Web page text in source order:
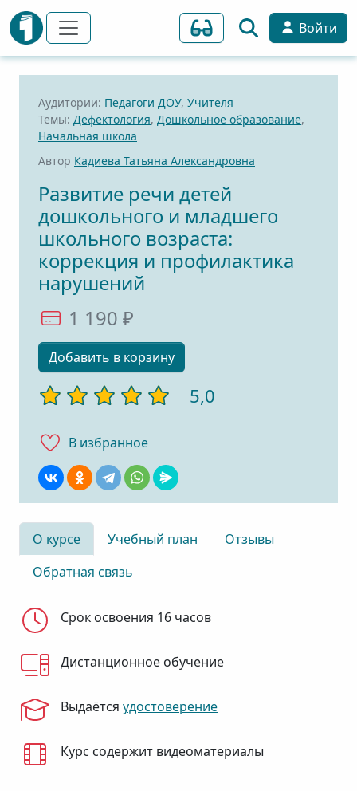
Войти
Аудитории: Педагоги ДОУ, Учителя
Темы: Дефектология, Дошкольное образование,
Начальная школа
Автор Кадиева Татьяна Александровна
Развитие речи детей
дошкольного и младшего
школьного возраста:
коррекция и профилактика
нарушений
1 190 ₽
Добавить в корзину
5,0
В избранноe
О курсе Учебный план
Отзывы
Обратная связь
Срок освоения 16 часов
Дистанционное обучение
Выдаётся удостоверение
Курс содержит видеоматериалы